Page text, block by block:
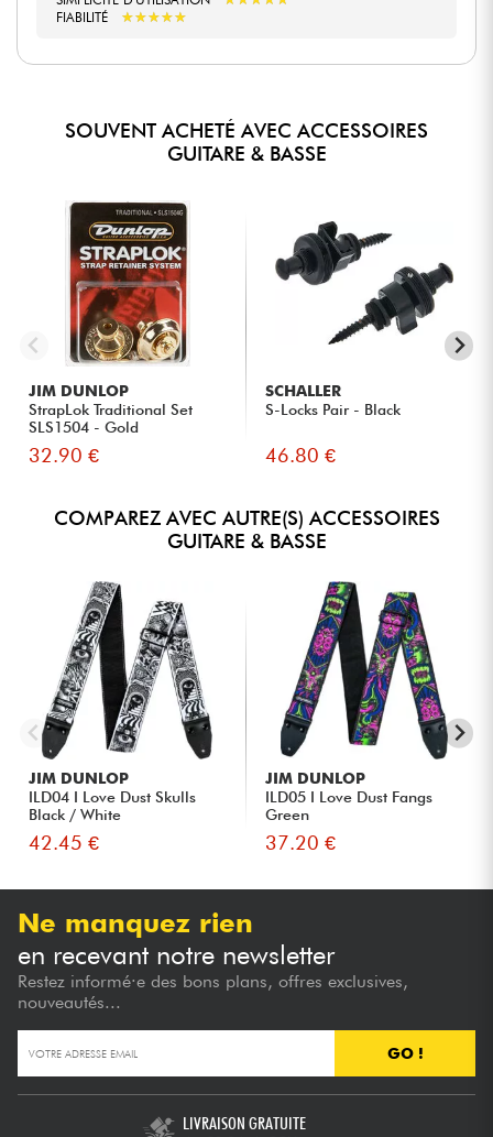
FIABILITÉ ★★★★★
★★★★★
SOUVENT ACHETÉ AVEC ACCESSOIRES
GUITARE & BASSE
JIM DUNLOP
StrapLok Traditional Set
SLS1504 - Gold
32.90 €
SCHALLER
S-Locks Pair - Black
46.80 €
COMPAREZ AVEC AUTRE(S) ACCESSOIRES
GUITARE & BASSE
JIM DUNLOP
ILD04 I Love Dust Skulls
Black / White
42.45 €
JIM DUNLOP
ILD05 I Love Dust Fangs
Green
37.20 €
Ne manquez rien
en recevant notre newsletter
Restez informé·e des bons plans, offres exclusives,
nouveautés...
GO !
LIVRAISON GRATUITE